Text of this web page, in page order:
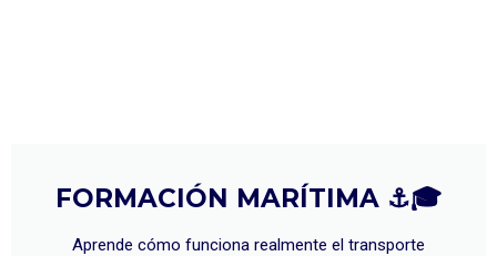
FORMACIÓN MARÍTIMA ⚓🎓
Aprende cómo funciona realmente el transporte